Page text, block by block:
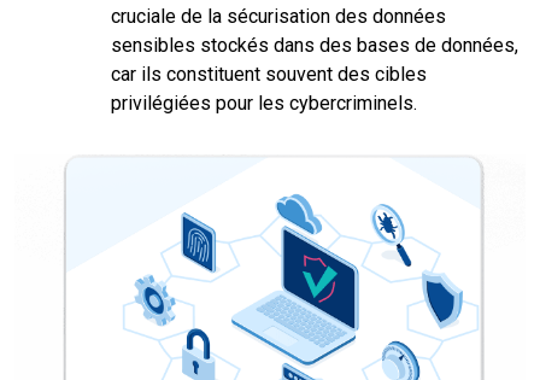
cruciale de la sécurisation des données
sensibles stockés dans des bases de données,
car ils constituent souvent des cibles
privilégiées pour les cybercriminels.